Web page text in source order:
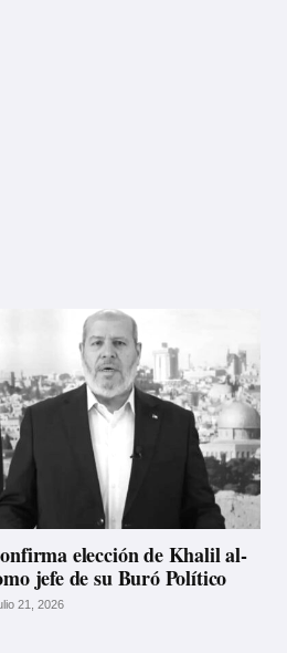
elección de Khalil al-
jefe de su Buró Político
21, 2026